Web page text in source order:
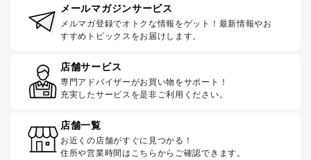
メールマガジンサービス
メルマガ登録でオトクな情報をゲット！最新情報やお
すすめトピックスをお届けします。
店舗サービス
専門アドバイザーがお買い物をサポート！
充実したサービスを是非ご利用ください。
店舗一覧
お近くの店舗がすぐに見つかる！
住所や営業時間はこちらからご確認できます。